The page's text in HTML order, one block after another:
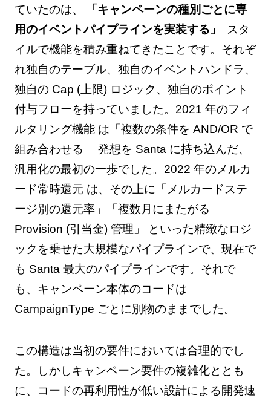
ていたのは、
「キャンペーンの種別ごとに専
用のイベントパイプラインを実装する」
スタ
イルで機能を積み重ねてきたことです。それぞ
れ独自のテーブル、独自のイベントハンドラ、
独自の Cap (上限) ロジック、独自のポイント
付与フローを持っていました。 2021 年のフィ
ルタリング機能は「複数の条件を AND/OR で
組み合わせる」 発想を Santa に持ち込んだ、
汎用化の最初の一歩でした。 2022 年のメルカ
ード常時還元 は、その上に「メルカードステ
ージ別の還元率」「複数月にまたがる
Provision (引当金) 管理」 といった精緻なロジ
ックを乗せた大規模なパイプラインで、現在で
も Santa 最大のパイプラインです。それで
も、キャンペーン本体のコードは
CampaignType ごとに別物のままでした。
この構造は当初の要件においては合理的でし
た。しかしキャンペーン要件の複雑化ととも
に、コードの再利用性が低い設計による開発速